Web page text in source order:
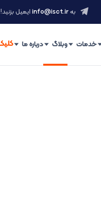
بهinfo@isct.ir ایمیل بزنید!
خدمات وبلاگ درباره ما